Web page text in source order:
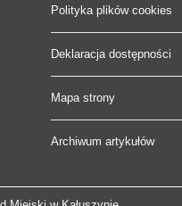
Polityka plików cookies
Deklaracja dostępności
Mapa strony
Archiwum artykułów